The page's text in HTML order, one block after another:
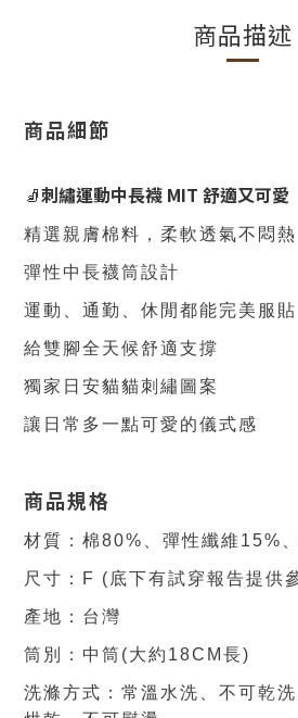
商品描述
商品細節
🧦刺繡運動中長襪 MIT 舒適又可愛
精選親膚棉料，柔軟透氣不悶熱
彈性中長襪筒設計
運動 通勤 休閒都能完美服貼
給雙腳全天候舒適支撐
獨家日安貓貓刺繡圖案
讓日常多一點可愛的儀式感
商品規格
材質：棉80% 、彈性纖維15%
尺寸：F (底下有試穿報告提供
產地：台灣
筒別：中筒(大約18CM長)
洗滌方式： 常溫水洗 、不可乾洗